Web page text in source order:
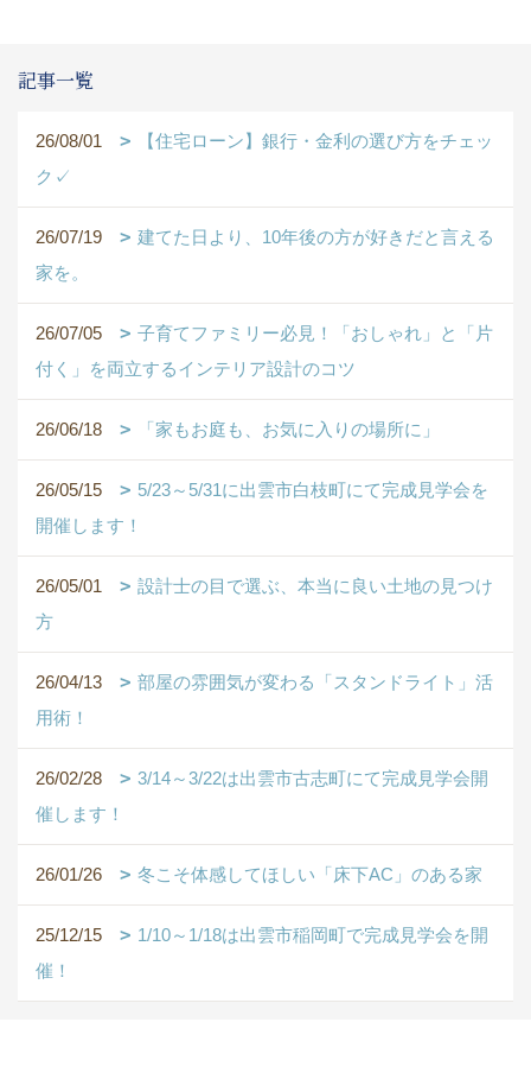
記事一覧
26/08/01
【住宅ローン】銀行・金利の選び方をチェッ
ク✓
26/07/19
建てた日より、10年後の方が好きだと言える
家を。
26/07/05
子育てファミリー必見！「おしゃれ」と「片
付く」を両立するインテリア設計のコツ
26/06/18 「家もお庭も、お気に入りの場所に」
26/05/15
5/23～5/31に出雲市白枝町にて完成見学会を
開催します！
26/05/01
設計士の目で選ぶ、本当に良い土地の見つけ
方
26/04/13
部屋の雰囲気が変わる「スタンドライト」活
用術！
26/02/28
3/14～3/22は出雲市古志町にて完成見学会開
催します！
26/01/26 冬こそ体感してほしい「床下AC」のある家
25/12/15
1/10～1/18は出雲市稲岡町で完成見学会を開
催！